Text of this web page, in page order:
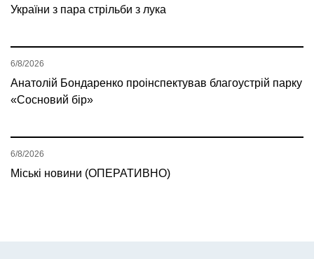
України з пара стрільби з лука
Анатолій Бондаренко проінспектував благоустрій парку
«Сосновий бір»
6/8/2026
Міські новини (ОПЕРАТИВНО)
6/8/2026